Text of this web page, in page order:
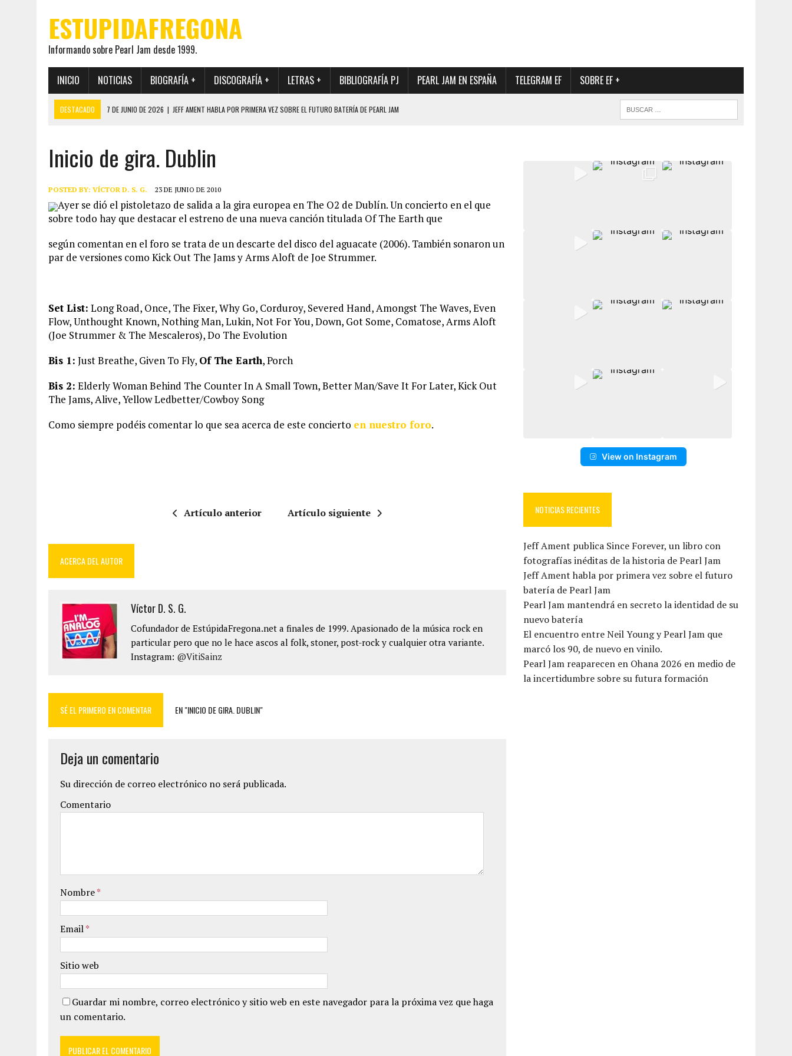
ESTUPIDAFREGONA
Informando sobre Pearl Jam desde 1999.
INICIO NOTICIAS BIOGRAFÍA + DISCOGRAFÍA + LETRAS + BIBLIOGRAFÍA PJ PEARL JAM EN ESPAÑA TELEGRAM EF SOBRE EF +
DESTACADO 7 DE JUNIO DE 2026 | JEFF AMENT HABLA POR PRIMERA VEZ SOBRE EL FUTURO BATERÍA DE PEARL JAM
19 DE MAYO DE 2026
EL ENCUENTRO ENTRE NEIL YOUNG Y PEARL JAM QUE MARCÓ LOS 90, DE NUEVO EN VINILO.
12 DE MAYO DE 2026
PEARL JAM REAPARECEN EN OHANA 2026 EN MEDIO DE LA INCERTIDUMBRE SOBRE SU FUTURA FORMACIÓN
28 DE JULIO DE 2026 | JEFF AMENT PUBLICA SINCE FOREVER, UN LIBRO CON FOTOGRAFÍAS INÉDITAS DE LA HISTORIA DE PEARL JAM
Inicio de gira. Dublin
POSTED BY: VÍCTOR D. S. G. 23 DE JUNIO DE 2010
Ayer se dió el pistoletazo de salida a la gira europea en The O2 de Dublín. Un concierto en el que
sobre todo hay que destacar el estreno de una nueva canción titulada Of The Earth que
según comentan en el foro se trata de un descarte del disco del aguacate (2006). También sonaron un
par de versiones como Kick Out The Jams y Arms Aloft de Joe Strummer.
Set List: Long Road, Once, The Fixer, Why Go, Corduroy, Severed Hand, Amongst The Waves, Even
Flow, Unthought Known, Nothing Man, Lukin, Not For You, Down, Got Some, Comatose, Arms Aloft
(Joe Strummer & The Mescaleros), Do The Evolution
Bis 1: Just Breathe, Given To Fly, Of The Earth, Porch
Bis 2: Elderly Woman Behind The Counter In A Small Town, Better Man/Save It For Later, Kick Out
The Jams, Alive, Yellow Ledbetter/Cowboy Song
Como siempre podéis comentar lo que sea acerca de este concierto en nuestro foro.
Artículo anterior Artículo siguiente
ACERCA DEL AUTOR
Víctor D. S. G.
Cofundador de EstúpidaFregona.net a finales de 1999. Apasionado de la música rock en
particular pero que no le hace ascos al folk, stoner, post-rock y cualquier otra variante.
Instagram: @VitiSainz
SÉ EL PRIMERO EN COMENTAR EN "INICIO DE GIRA. DUBLIN"
Deja un comentario
Su dirección de correo electrónico no será publicada.
Comentario
Nombre*
Email*
Sitio web
Guardar mi nombre, correo electrónico y sitio web en este navegador para la próxima vez que haga
un comentario.
View on Instagram
NOTICIAS RECIENTES
Jeff Ament publica Since Forever, un libro con
fotografías inéditas de la historia de Pearl Jam
Jeff Ament habla por primera vez sobre el futuro
batería de Pearl Jam
Pearl Jam mantendrá en secreto la identidad de su
nuevo batería
El encuentro entre Neil Young y Pearl Jam que
marcó los 90, de nuevo en vinilo.
Pearl Jam reaparecen en Ohana 2026 en medio de
la incertidumbre sobre su futura formación